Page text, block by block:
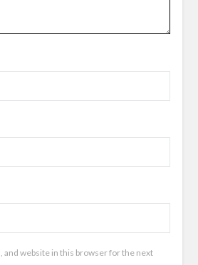
and website in this browser for the next